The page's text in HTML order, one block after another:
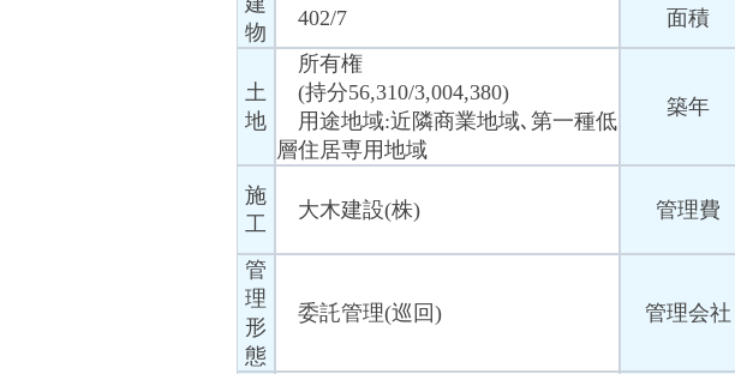
物
402/7 面積
土
地
所有権
(持分56,310/3,004,380)
用途地域:近隣商業地域､第一種低
層住居専用地域
築年
施
工
大木建設(株) 管理費
管
理
形
態
委託管理(巡回) 管理会社